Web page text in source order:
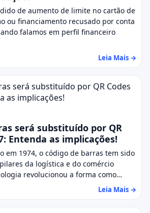
de aumento de limite no cartão de
ou financiamento recusado por conta
falamos em perfil financeiro
Leia Mais →
será substituído por QR
Entenda as implicações!
em 1974, o código de barras tem sido
da logística e do comércio
revolucionou a forma como…
Leia Mais →